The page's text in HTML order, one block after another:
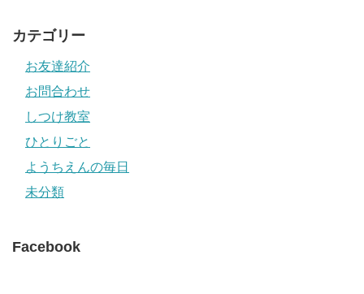
カテゴリー
お友達紹介
お問合わせ
しつけ教室
ひとりごと
ようちえんの毎日
未分類
Facebook